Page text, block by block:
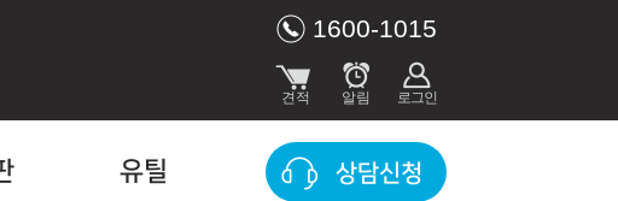
1600-1015
유틸 상담신청